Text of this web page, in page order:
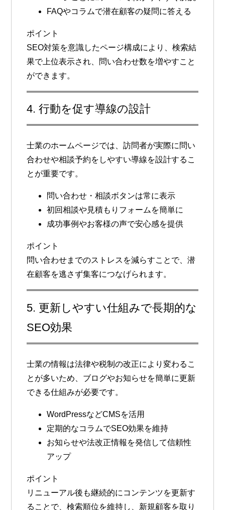
FAQやコラムで潜在顧客の疑問に答える
ポイント
SEO対策を意識したページ構成により、検索結
果で上位表示され、問い合わせ数を増やすこと
ができます。
4. 行動を促す導線の設計
士業のホームページでは、訪問者が実際に問い
合わせや相談予約をしやすい導線を設計するこ
とが重要です。
問い合わせ・相談ボタンは常に表示
初回相談や見積もりフォームを簡単に
成功事例やお客様の声で安心感を提供
ポイント
問い合わせまでのストレスを減らすことで、潜
在顧客を逃さず集客につなげられます。
5. 更新しやすい仕組みで長期的な
SEO効果
士業の情報は法律や税制の改正により変わるこ
とが多いため、 ブログやお知らせを簡単に更新
できる仕組みが必要です。
WordPressなどCMSを活用
定期的なコラムでSEO効果を維持
お知らせや法改正情報を発信して信頼性
アップ
ポイント
リニューアル後も継続的にコンテンツを更新す
ることで、検索順位を維持し、新規顧客を取り